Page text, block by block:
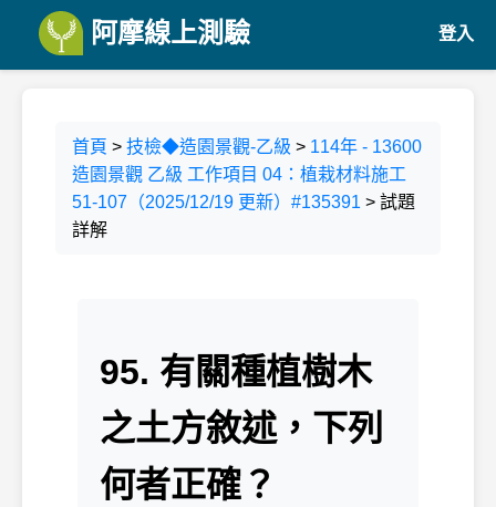
阿摩線上測驗 登入
首頁 > 技檢◆造園景觀-乙級 > 114年 - 13600
造園景觀 乙級 工作項目 04：植栽材料施工
51-107（2025/12/19 更新）#135391 > 試題
詳解
95. 有關種植樹木
之土方敘述，下列
何者正確？